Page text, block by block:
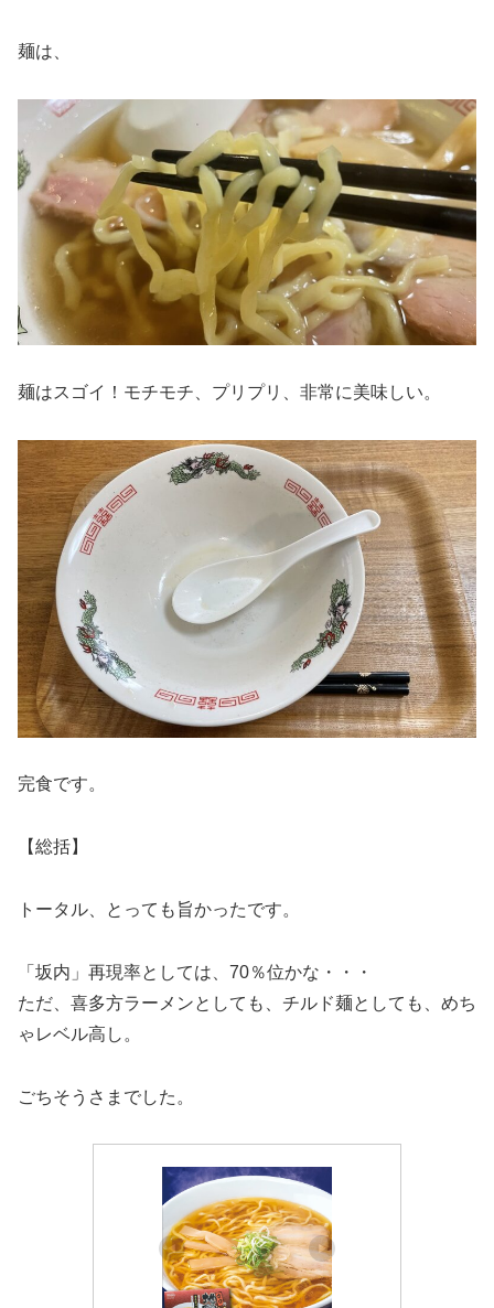
麺は、
麺はスゴイ！モチモチ、プリプリ、非常に美味しい。
完食です。
【総括】
トータル、とっても旨かったです。
「坂内」再現率としては、70％位かな・・・
ただ、喜多方ラーメンとしても、チルド麺としても、めち
ゃレベル高し。
ごちそうさまでした。